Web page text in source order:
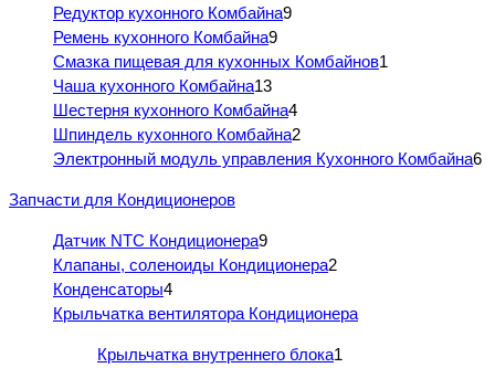
Редуктор кухонного Комбайна9
Ремень кухонного Комбайна9
Смазка пищевая для кухонных Комбайнов1
Чаша кухонного Комбайна13
Шестерня кухонного Комбайна4
Шпиндель кухонного Комбайна2
Электронный модуль управления Кухонного Комбайна6
Запчасти для Кондиционеров
Датчик NTC Кондиционера9
Клапаны, соленоиды Кондиционера2
Конденсаторы4
Крыльчатка вентилятора Кондиционера
Крыльчатка внутреннего блока1